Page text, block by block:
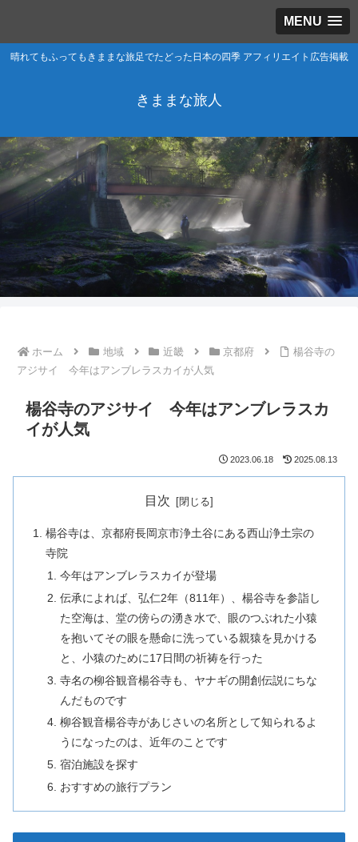
MENU
晴れてもふってもきままな旅足でたどった日本の四季 アフィリエイト広告掲載
きままな旅人
ホーム 地域 近畿 京都府
楊谷寺の
アジサイ 今年はアンブレラスカイが人気
楊谷寺のアジサイ 今年はアンブレラスカ
イが人気
2023.06.18 2025.08.13
目次
楊谷寺は、京都府長岡京市浄土谷にある西山浄土宗の
寺院
今年はアンブレラスカイが登場
伝承によれば、弘仁2年（811年）、楊谷寺を参詣し
た空海は、堂の傍らの湧き水で、眼のつぶれた小猿
を抱いてその眼を懸命に洗っている親猿を見かける
と、小猿のために17日間の祈祷を行った
寺名の柳谷観音楊谷寺も、ヤナギの開創伝説にちな
んだものです
柳谷観音楊谷寺があじさいの名所として知られるよ
うになったのは、近年のことです
宿泊施設を探す
おすすめの旅行プラン